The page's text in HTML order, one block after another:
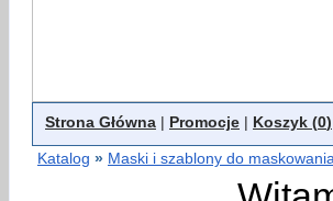
Strona Główna | Promocje | Koszyk (0)
Katalog » Maski i szablony do maskowania